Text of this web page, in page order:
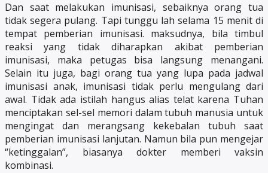
Dan saat melakukan imunisasi, sebaiknya orang tua
tidak segera pulang. Tapi tunggu lah selama 15 menit di
tempat pemberian imunisasi. maksudnya, bila timbul
reaksi yang tidak diharapkan akibat pemberian
imunisasi, maka petugas bisa langsung menangani.
Selain itu juga, bagi orang tua yang lupa pada jadwal
imunisasi anak, imunisasi tidak perlu mengulang dari
awal. Tidak ada istilah hangus alias telat karena Tuhan
menciptakan sel-sel memori dalam tubuh manusia untuk
mengingat dan merangsang kekebalan tubuh saat
pemberian imunisasi lanjutan. Namun bila pun mengejar
“ketinggalan”, biasanya dokter memberi vaksin
kombinasi.